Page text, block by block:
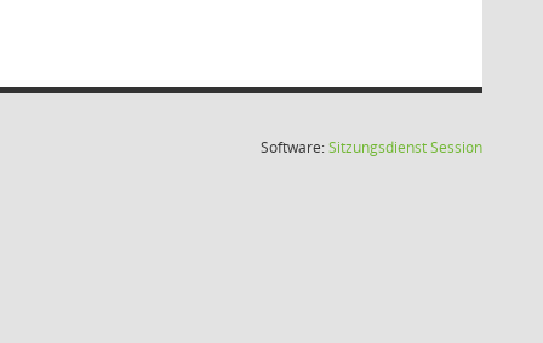
Software:SitzungsdienstSession(Wird in